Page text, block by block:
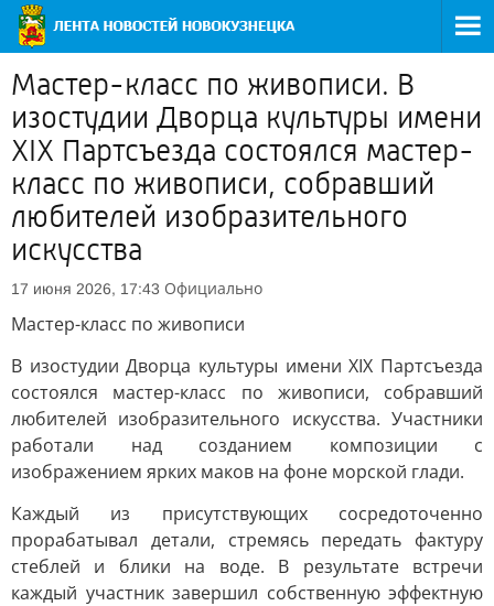
Мастер-класс по живописи. В
изостудии Дворца культуры имени
XIX Партсъезда состоялся мастер-
класс по живописи, собравший
любителей изобразительного
искусства
17 июня 2026, 17:43 Официально
Мастер-класс по живописи
В изостудии Дворца культуры имени XIX Партсъезда
состоялся мастер-класс по живописи, собравший
любителей изобразительного искусства. Участники
работали над созданием композиции с
изображением ярких маков на фоне морской глади.
Каждый из присутствующих сосредоточенно
прорабатывал детали, стремясь передать фактуру
стеблей и блики на воде. В результате встречи
каждый участник завершил собственную эффектную